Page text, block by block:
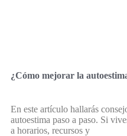
¿Cómo mejorar la
En este artículo hallarás
autoestima paso a paso. Si
a horarios, recursos y